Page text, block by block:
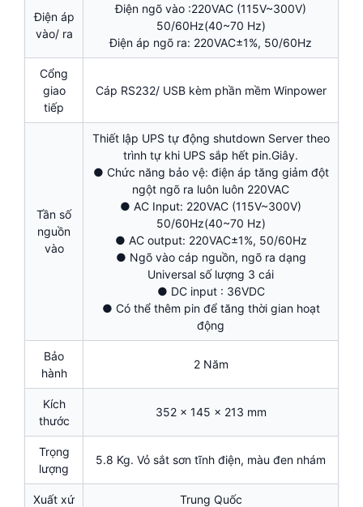
Điện áp
vào/ ra
Điện ngõ vào :220VAC (115V~300V)
50/60Hz(40~70 Hz)
Điện áp ngõ ra: 220VAC±1%, 50/60Hz
Cổng
giao
tiếp
Cáp RS232/ USB kèm phần mềm Winpower
Tần số
nguồn
vào
Thiết lập UPS tự động shutdown Server theo
trình tự khi UPS sắp hết pin.Giây.
● Chức năng bảo vệ: điện áp tăng giảm đột
ngột ngõ ra luôn luôn 220VAC
● AC Input: 220VAC (115V~300V)
50/60Hz(40~70 Hz)
● AC output: 220VAC±1%, 50/60Hz
● Ngõ vào cáp nguồn, ngõ ra dạng
Universal số lượng 3 cái
● DC input : 36VDC
● Có thể thêm pin để tăng thời gian hoạt
động
Bảo
hành
2 Năm
Kích
thước
352 x 145 x 213 mm
Trọng
lượng
5.8 Kg. Vỏ sắt sơn tĩnh điện, màu đen nhám
Xuất xứ Trung Quốc